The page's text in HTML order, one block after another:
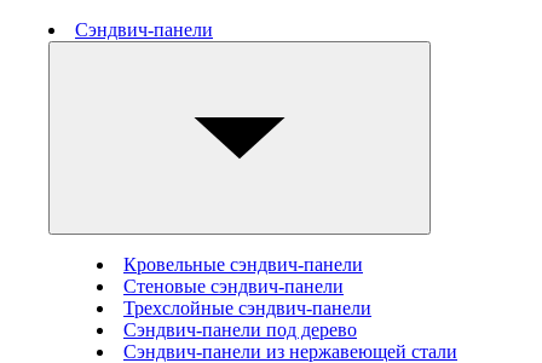
Сэндвич-панели
Кровельные сэндвич-панели
Стеновые cэндвич-панели
Трехслойные сэндвич-панели
Сэндвич-панели под дерево
Сэндвич-панели из нержавеющей стали